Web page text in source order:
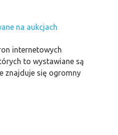
na aukcjach
internetowych
to wystawiane są
znajduje się ogromny